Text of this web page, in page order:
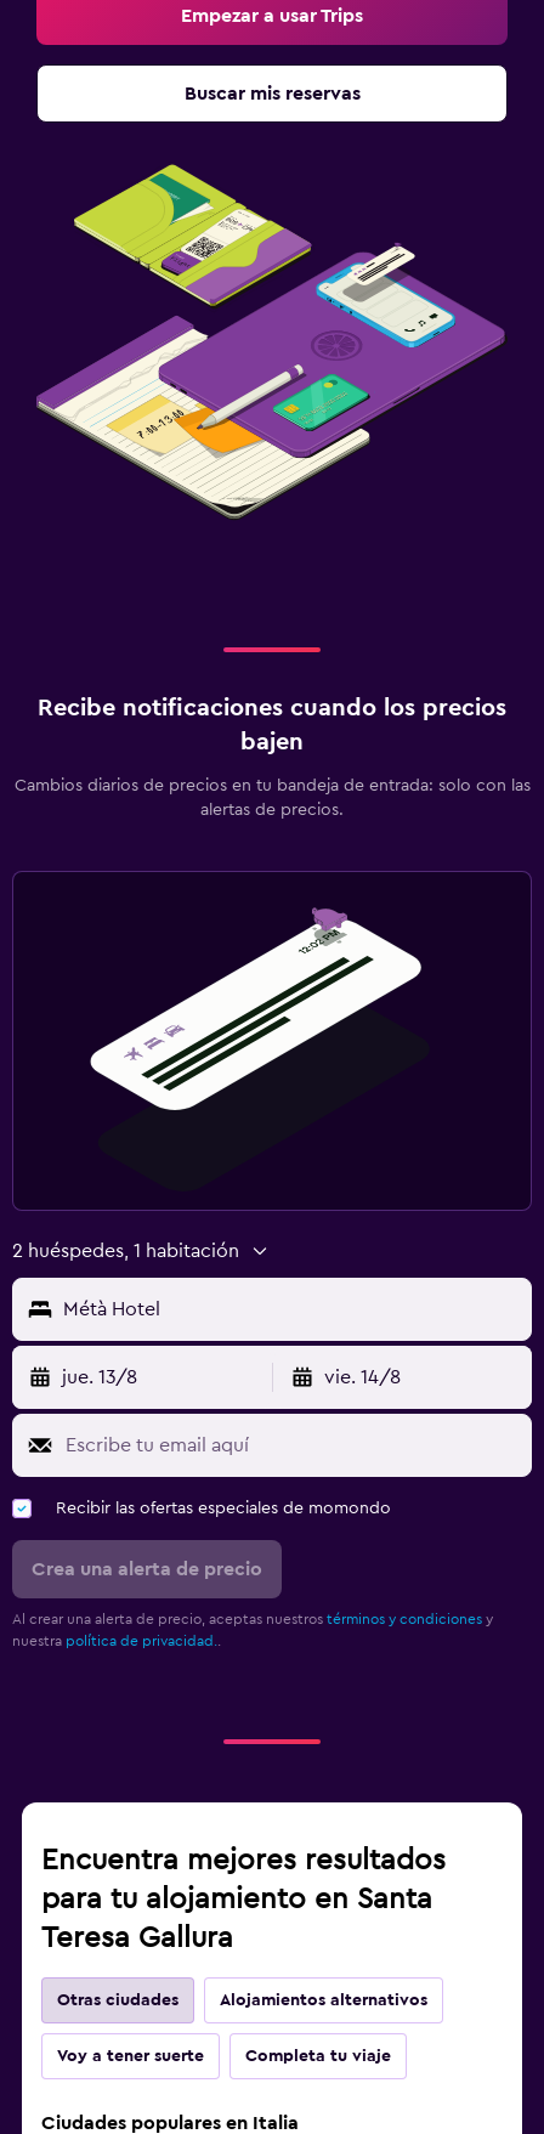
Empezar a usar Trips
Buscar mis reservas
Recibe notificaciones cuando los precios
bajen
Cambios diarios de precios en tu bandeja de entrada: solo con las
alertas de precios.
2 huéspedes, 1 habitación
Métà Hotel
jue. 13/8 vie. 14/8
Recibir las ofertas especiales de momondo
Crea una alerta de precio
Al crear una alerta de precio, aceptas nuestros términos y condiciones y
nuestra política de privacidad.
Encuentra mejores resultados
para tu alojamiento en Santa
Teresa Gallura
Otras ciudades Alojamientos alternativos
Voy a tener suerte Completa tu viaje
Ciudades populares en Italia